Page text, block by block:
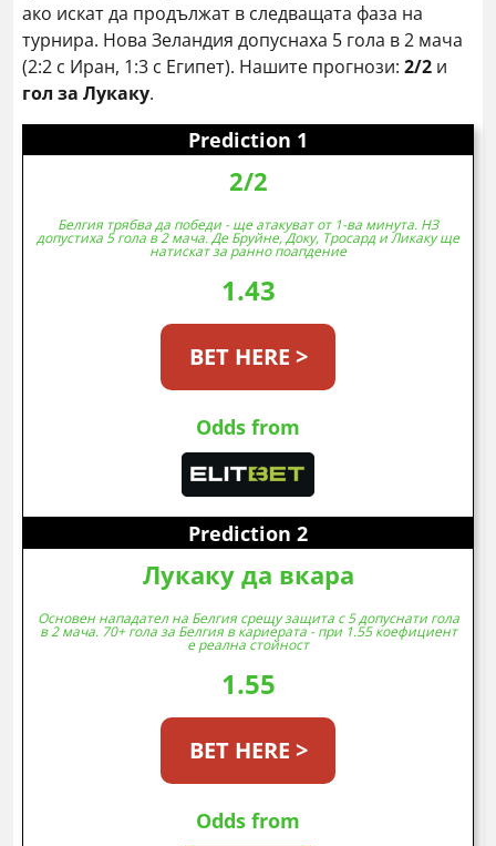
ако искат да продължат в следващата фаза на
турнира. Нова Зеландия допуснаха 5 гола в 2 мача
(2:2 с Иран, 1:3 с Египет). Нашите прогнози: 2/2 и
гол за Лукаку.
Prediction 1
2/2
Белгия трябва да победи - ще атакуват от 1-ва минута. НЗ
допустиха 5 гола в 2 мача. Де Бруйне, Доку, Тросард и Ликаку ще
натискат за ранно поапдение
1.43
BET HERE >
Odds from
Prediction 2
Лукаку да вкара
Основен нападател на Белгия срещу защита с 5 допуснати гола
в 2 мача. 70+ гола за Белгия в кариерата - при 1.55 коефициент
е реална стойност
1.55
BET HERE >
Odds from